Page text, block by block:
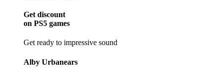
Get discount
on PS5 games
Get ready to impressive sound
Alby Urbanears